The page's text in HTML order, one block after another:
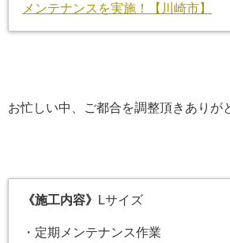
メンテナンスを実施！【川崎市】
お忙しい中、ご都合を調整頂きありが
《施工内容》 Lサイズ
・定期メンテナンス作業